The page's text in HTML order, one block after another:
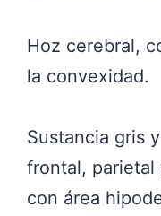
Hoz cerebral,
la convexidad.
Sustancia gris
frontal, parietal
con área